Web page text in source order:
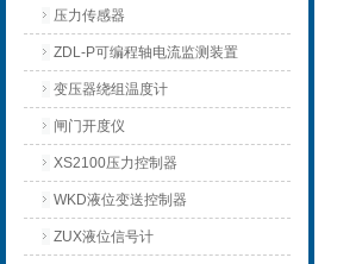
压力传感器
ZDL-P可编程轴电流监测装置
变压器绕组温度计
闸门开度仪
XS2100压力控制器
WKD液位变送控制器
ZUX液位信号计